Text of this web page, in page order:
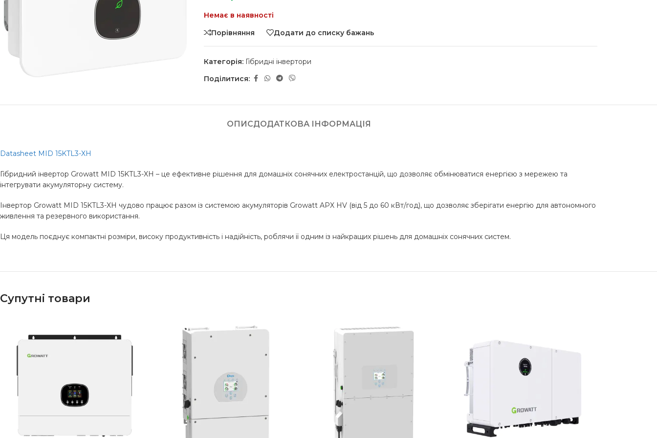
Немає в наявності
Порівняння
Додати до списку бажань
Категорія: Гібридні інвертори
Поділитися:
ОПИСДОДАТКОВА ІНФОРМАЦІЯ
Datasheet MID 15KTL3-XH
Гібридний інвертор Growatt MID 15KTL3-XH – це ефективне рішення для домашніх сонячних електростанцій, що дозволяє обмінюватися енергією з мережею та
інтегрувати акумуляторну систему.
Інвертор Growatt MID 15KTL3-XH чудово працює разом із системою акумуляторів Growatt APX HV (від 5 до 60 кВт/год), що дозволяє зберігати енергію для автономного
живлення та резервного використання.
Ця модель поєднує компактні розміри, високу продуктивність і надійність, роблячи її одним із найкращих рішень для домашніх сонячних систем.
Супутні товари